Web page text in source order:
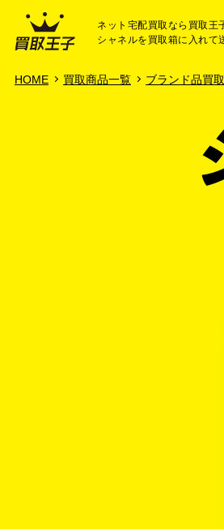
HOME
ネット宅配買取なら買取王
シャネルを買取箱に入れて
HOME 買取商品一覧 ブランド品買取